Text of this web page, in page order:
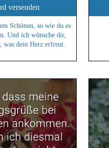
versenden
Schönen, so wie du es
Und ich wünsche dir,
was dein Herz erfreut.